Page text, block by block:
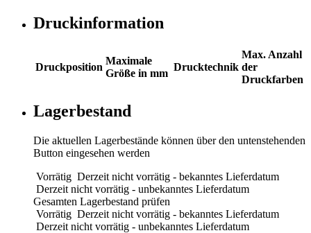
Druckinformation
Druckposition
Maximale
Größe in mm
Drucktechnik
Max. Anzahl
der
Druckfarben
Lagerbestand
Die aktuellen Lagerbestände können über den untenstehenden
Button eingesehen werden
Vorrätig Derzeit nicht vorrätig - bekanntes Lieferdatum
Derzeit nicht vorrätig - unbekanntes Lieferdatum
Gesamten Lagerbestand prüfen
Vorrätig Derzeit nicht vorrätig - bekanntes Lieferdatum
Derzeit nicht vorrätig - unbekanntes Lieferdatum